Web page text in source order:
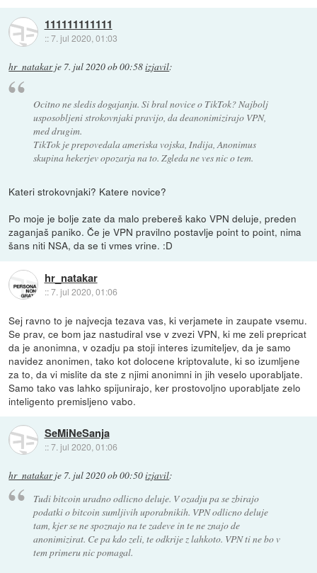
111111111111
::7. jul 2020, 01:03
hr_natakarje 7. jul 2020 ob 00:58izjavil:
Ocitno ne sledis dogajanju. Si bral novice o TikTok? Najbolj
usposobljeni strokovnjaki pravijo, da deanonimizirajo VPN,
med drugim.
TikTok je prepovedala ameriska vojska, Indija, Anonimus
skupina hekerjev opozarja na to. Zgleda ne ves nic o tem.
Kateri strokovnjaki? Katere novice?
Po moje je bolje zate da malo prebereš kako VPN deluje, preden
zaganjaš paniko. Če je VPN pravilno postavlje point to point, nima
šans niti NSA, da se ti vmes vrine. :D
hr_natakar
::7. jul 2020, 01:06
Sej ravno to je najvecja tezava vas, ki verjamete in zaupate vsemu.
Se prav, ce bom jaz nastudiral vse v zvezi VPN, ki me zeli prepricat
da je anonimna, v ozadju pa stoji interes izumiteljev, da je samo
navidez anonimen, tako kot dolocene kriptovalute, ki so izumljene
za to, da vi mislite da ste z njimi anonimni in jih veselo uporabljate.
Samo tako vas lahko spijunirajo, ker prostovoljno uporabljate zelo
inteligento premisljeno vabo.
SeMiNeSanja
::7. jul 2020, 01:06
hr_natakarje 7. jul 2020 ob 00:50izjavil:
Tudi bitcoin uradno odlicno deluje. V ozadju pa se zbirajo
podatki o bitcoin sumljivih uporabnikih. VPN odlicno deluje
tam, kjer se ne spoznajo na te zadeve in te ne znajo de
anonimizirat. Ce pa kdo zeli, te odkrije z lahkoto. VPN ti ne bo v
tem primeru nic pomagal.